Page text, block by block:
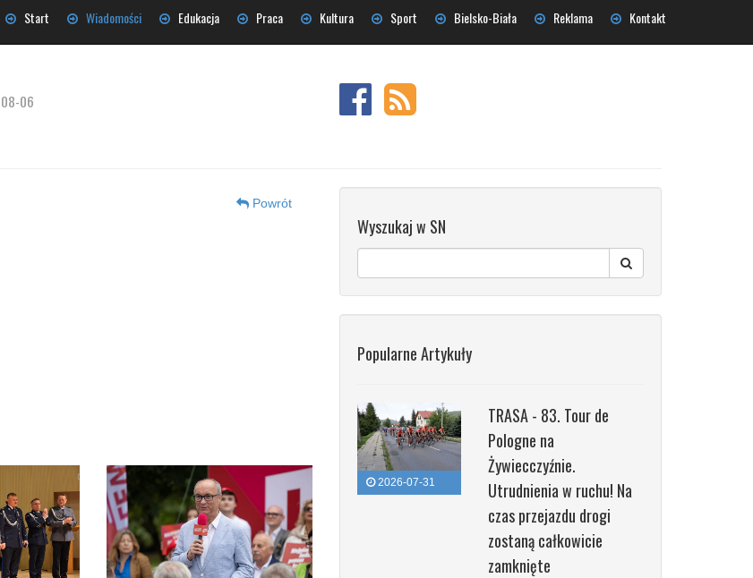
Start Wiadomości Edukacja Praca Kultura Sport Bielsko-Biała Reklama Kontakt
06
Powrót
Wyszukaj w SN
Popularne Artykuły
2026-07-31
TRASA - 83. Tour de
Pologne na
Żywiecczyźnie.
Utrudnienia w ruchu! Na
czas przejazdu drogi
zostaną całkowicie
zamknięte